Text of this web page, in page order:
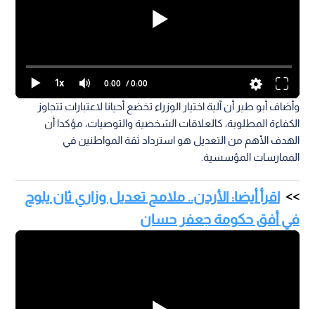
1x 0:00 / 0:00
وأضاف أبو طير أن آلية اختيار الوزراء تخضع أحيانا لاعتبارات تتجاوز
الكفاءة المطلوبة، كالعلاقات الشخصية والتوصيات، مؤكدا أن
الهدف الأهم من التعديل هو استرداد ثقة المواطنين في
الممارسات المؤسسية.
اقرأ أيضا: الأردن.. ملامح تعديل وزاري ثان يلوح
في أفق حكومة جعفر حسان